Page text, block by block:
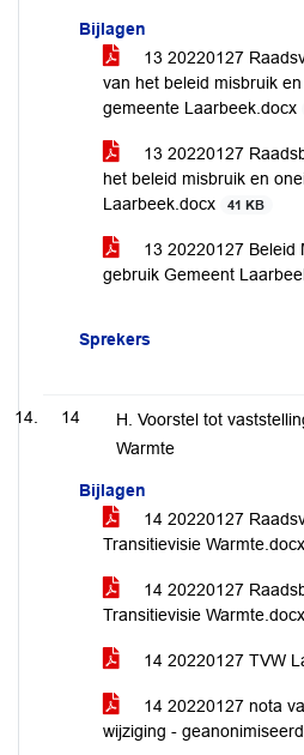
Bijlagen
13 20220127
van het beleid misbruik
gemeente Laarbeek.docx
13 20220127
het beleid misbruik en
Laarbeek.docx
41 KB
13 20220127 Beleid
gebruik Gemeent
Sprekers
14
H. Voorstel tot
Warmte
Bijlagen
14 20220127
Transitievisie Warmte.docx
14 20220127
Transitievisie Warmte.docx
14 20220127 TVW
14 20220127 nota
wijziging -